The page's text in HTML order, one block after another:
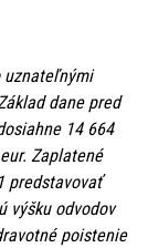
uznateľnými
dane pred
14 664
Zaplatené
predstavovať
výšku odvodov
poistenie